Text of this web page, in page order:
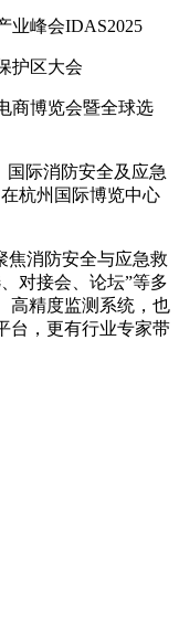
峰会IDAS2025
护区大会
商博览会暨全球选
国际消防安全及应急
杭州国际博览中心
焦消防安全与应急救
对接会、论坛”等多
高精度监测系统，也
台，更有行业专家带